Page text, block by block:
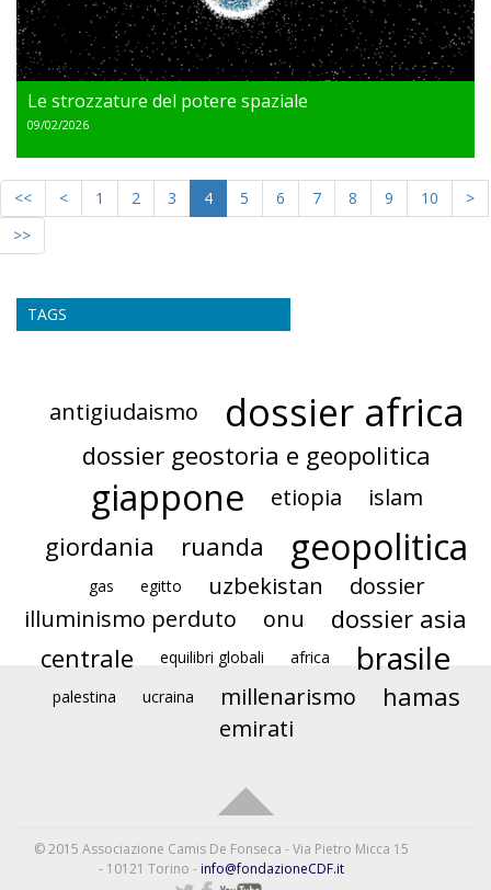
Le strozzature del potere spaziale
09/02/2026
<< < 1 2 3 4 5 6 7 8 9 10
>
>>
TAGS
antigiudaismo dossier africa
dossier geostoria e geopolitica
giappone etiopia islam
giordania ruanda geopolitica
gas egitto uzbekistan
dossier
illuminismo perduto
onu
dossier asia
centrale
equilibri globali africa brasile
palestina ucraina millenarismo hamas
emirati
© 2015 Associazione Camis De Fonseca - Via Pietro Micca 15
- 10121 Torino - info@fondazioneCDF.it